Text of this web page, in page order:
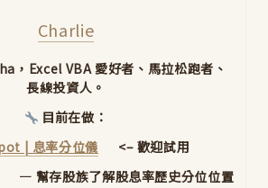
Charlie
，Excel VBA 愛好者、馬拉松跑者、
長線投資人。
目前在做：
| 息率分位儀 <– 歡迎試用
了解股息率歷史分位位置